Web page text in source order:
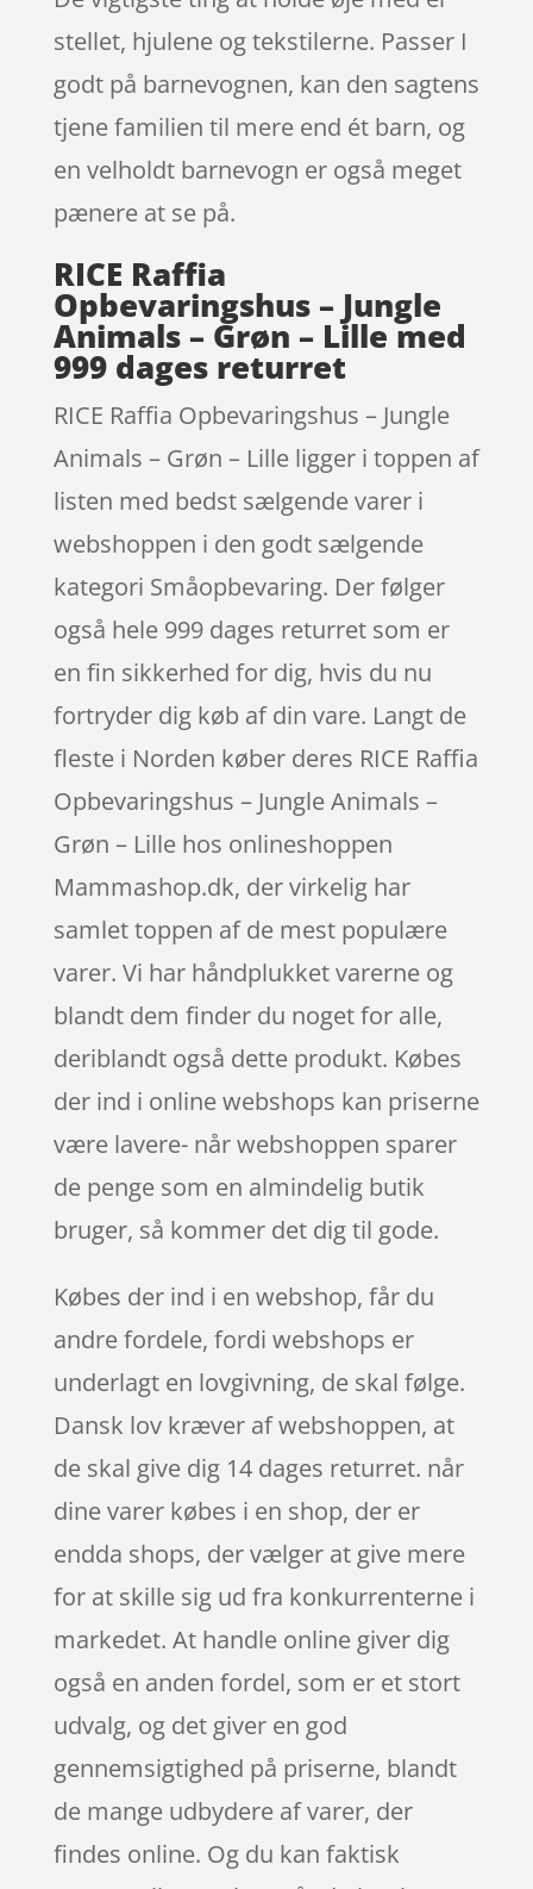
stellet, hjulene og tekstilerne. Passer I
godt på barnevognen, kan den sagtens
tjene familien til mere end ét barn, og
en velholdt barnevogn er også meget
pænere at se på.
RICE Raffia
Opbevaringshus – Jungle
Animals – Grøn – Lille med
999 dages returret
RICE Raffia Opbevaringshus – Jungle
Animals – Grøn – Lille ligger i toppen af
listen med bedst sælgende varer i
webshoppen i den godt sælgende
kategori Småopbevaring. Der følger
også hele 999 dages returret som er
en fin sikkerhed for dig, hvis du nu
fortryder dig køb af din vare. Langt de
fleste i Norden køber deres RICE Raffia
Opbevaringshus – Jungle Animals –
Grøn – Lille hos onlineshoppen
Mammashop.dk, der virkelig har
samlet toppen af de mest populære
varer. Vi har håndplukket varerne og
blandt dem finder du noget for alle,
deriblandt også dette produkt. Købes
der ind i online webshops kan priserne
være lavere- når webshoppen sparer
de penge som en almindelig butik
bruger, så kommer det dig til gode.
Købes der ind i en webshop, får du
andre fordele, fordi webshops er
underlagt en lovgivning, de skal følge.
Dansk lov kræver af webshoppen, at
de skal give dig 14 dages returret. når
dine varer købes i en shop, der er
endda shops, der vælger at give mere
for at skille sig ud fra konkurrenterne i
markedet. At handle online giver dig
også en anden fordel, som er et stort
udvalg, og det giver en god
gennemsigtighed på priserne, blandt
de mange udbydere af varer, der
findes online. Og du kan faktisk